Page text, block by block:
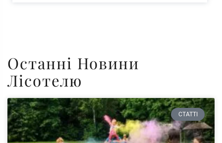
Останні Новини
Лісотелю
СТАТТІ